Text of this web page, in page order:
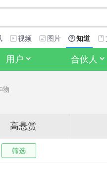
视频 图片 知道
用户 合伙人
物
高悬赏
筛选